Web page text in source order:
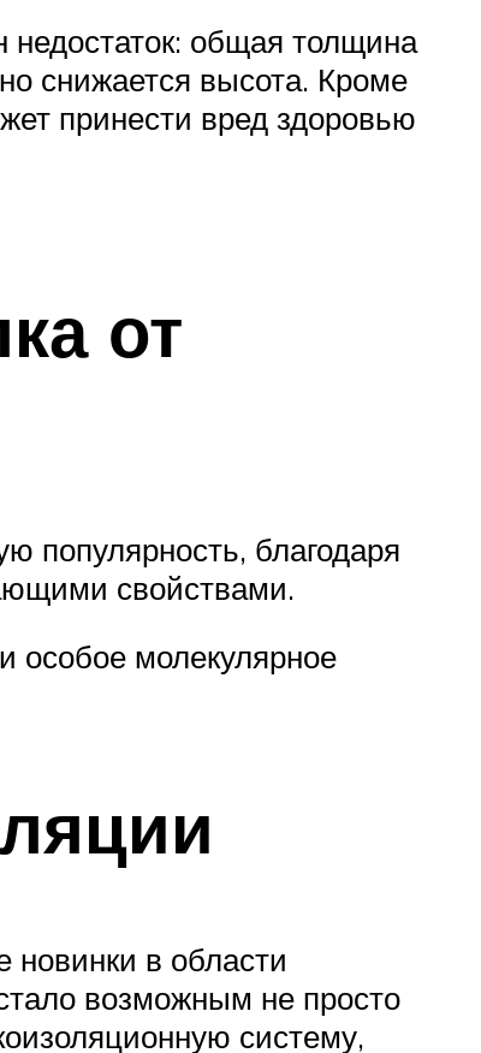
недостаток: общая толщина
снижается высота. Кроме
принести вред здоровью
от
популярность, благодаря
свойствами.
особое молекулярное
в области
возможным не просто
систему,